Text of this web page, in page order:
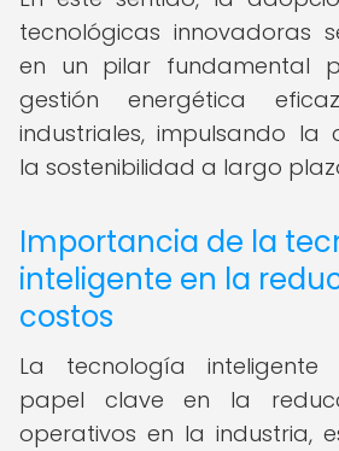
tecnológicas innovadoras
en un pilar fundamental
gestión energética
industriales, impulsando la
la sostenibilidad a largo
Importancia de la
inteligente en la
costos
La tecnología inteligente
papel clave en la
operativos en la industria,